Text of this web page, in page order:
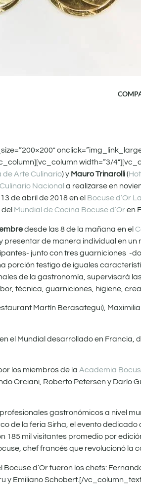
width=”3/
de Arte Culinario) y Mauro Trinarolli(
Nacional a realizarse en
de abril de 2018 en el Bocuse d’Or
Mundial de Cocina Bocuse d’Oren
desde las 8 de la mañana en el
de manera individual en un
junto con tres guarniciones -
porción testigo de iguales
de la gastronomía, supervisará
técnica, guarniciones, higiene,
Martín Berasategui),
el Mundial desarrollado en Francia,
los miembros de la Academia
Orciani, Roberto Petersen y Darío
gastronómicos a nivel
de la feria Sirha, el evento dedicado
mil visitantes promedio por
chef francés que revolucionó la
d’Or fueron los chefs:
y Emiliano Schobert.[/